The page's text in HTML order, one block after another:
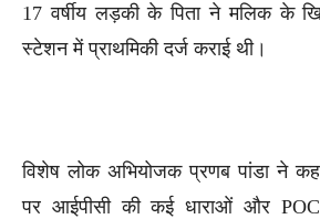
17 वर्षीय लड़की के पिता ने मलिक के
स्टेशन में प्राथमिकी दर्ज कराई थी।
विशेष लोक अभियोजक प्रणब पांडा ने
पर आईपीसी की कई धाराओं और